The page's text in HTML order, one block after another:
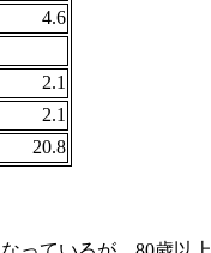
4.6
2.1
2.1
20.8